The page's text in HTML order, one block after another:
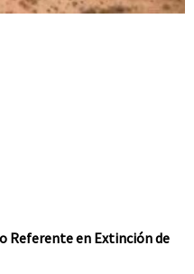
Referente en Extinción de